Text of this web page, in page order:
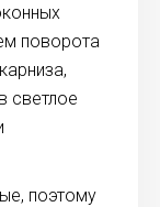
поворота
светлое
поэтому